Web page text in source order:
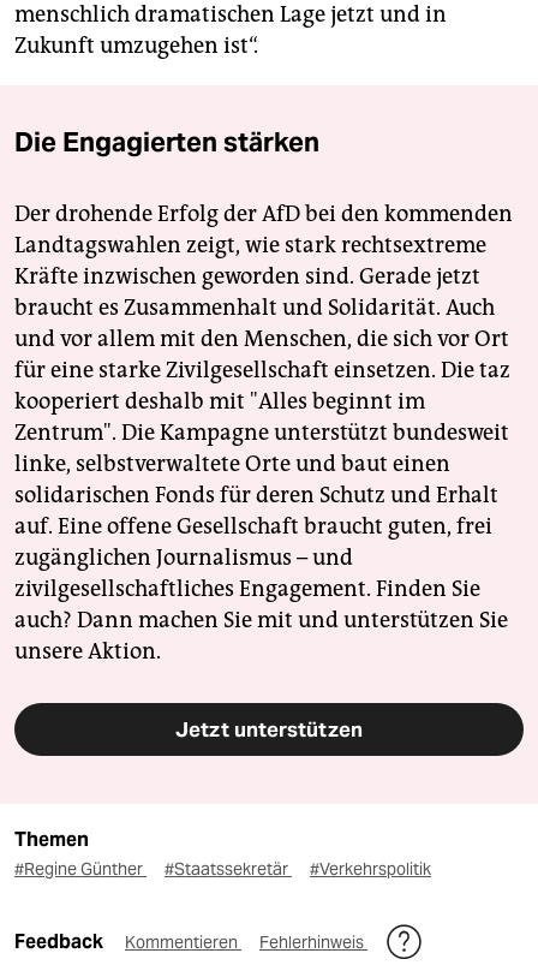
menschlich dramatischen Lage jetzt und in
Zukunft umzugehen ist“.
Die Engagierten stärken
Der drohende Erfolg der AfD bei den kommenden
Landtagswahlen zeigt, wie stark rechtsextreme
Kräfte inzwischen geworden sind. Gerade jetzt
braucht es Zusammenhalt und Solidarität. Auch
und vor allem mit den Menschen, die sich vor Ort
für eine starke Zivilgesellschaft einsetzen. Die taz
kooperiert deshalb mit "Alles beginnt im
Zentrum". Die Kampagne unterstützt bundesweit
linke, selbstverwaltete Orte und baut einen
solidarischen Fonds für deren Schutz und Erhalt
auf. Eine offene Gesellschaft braucht guten, frei
zugänglichen Journalismus – und
zivilgesellschaftliches Engagement. Finden Sie
auch? Dann machen Sie mit und unterstützen Sie
unsere Aktion.
Jetzt unterstützen
Themen
#Regine Günther #Staatssekretär #Verkehrspolitik
Feedback Kommentieren Fehlerhinweis